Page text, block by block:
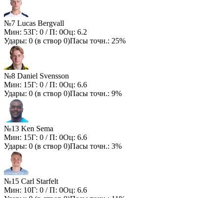
№7 Lucas Bergvall
Мин: 53Г: 0 / П: 0Оц: 6.2
Удары: 0 (в створ 0)Пасы точн.: 25%
№8 Daniel Svensson
Мин: 15Г: 0 / П: 0Оц: 6.6
Удары: 0 (в створ 0)Пасы точн.: 9%
№13 Ken Sema
Мин: 15Г: 0 / П: 0Оц: 6.6
Удары: 0 (в створ 0)Пасы точн.: 3%
№15 Carl Starfelt
Мин: 10Г: 0 / П: 0Оц: 6.6